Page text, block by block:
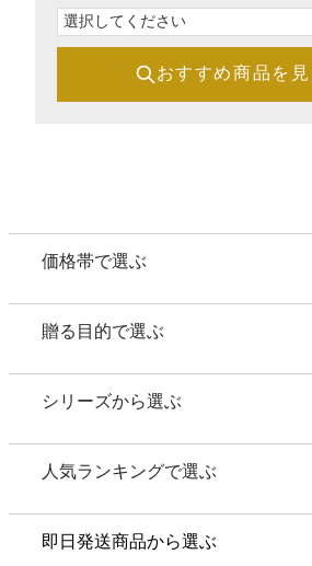
配送/送料/お支払い
ポイントについて
目的別
シリーズ別
人気ランキング
即日お急ぎ発送
eギフト
おすすめ商品を見
価格帯で選ぶ
贈る目的で選ぶ
シリーズから選ぶ
人気ランキングで選ぶ
即日発送商品から選ぶ